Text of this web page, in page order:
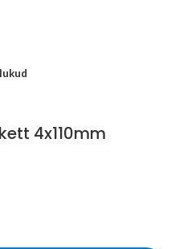
4x110mm